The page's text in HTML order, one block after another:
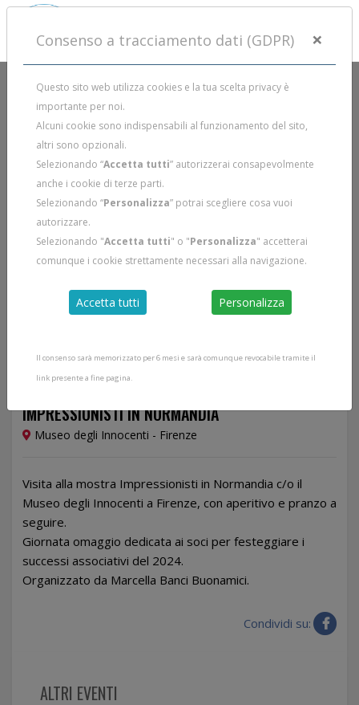
IMPRESSIONISTI IN NORMANDIA
Museo degli Innocenti - Firenze
Visita alla mostra Impressionisti in Normandia c/o il
Museo degli Innocenti a Firenze, con aperitivo e pranzo a
seguire.
Giornata omaggio dedicata ai soci per festeggiare i
successi associativi del 2024.
Organizzato da Marcella Banci Buonamici.
Condividi su:
ALTRI EVENTI
Consenso a tracciamento dati (GDPR) ×
Questo sito web utilizza cookies e la tua scelta privacy è
importante per noi.
Alcuni cookie sono indispensabili al funzionamento del sito,
altri sono opzionali.
Selezionando “Accetta tutti” autorizzerai consapevolmente
anche i cookie di terze parti.
Selezionando “Personalizza” potrai scegliere cosa vuoi
autorizzare.
Selezionando "Accetta tutti" o "Personalizza" accetterai
comunque i cookie strettamente necessari alla navigazione.
Accetta tutti Personalizza
Il consenso sarà memorizzato per 6 mesi e sarà comunque revocabile tramite il
link presente a fine pagina.